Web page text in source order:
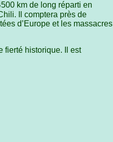
km de long réparti en
Il comptera près de
d’Europe et les massacres
fierté historique. Il est